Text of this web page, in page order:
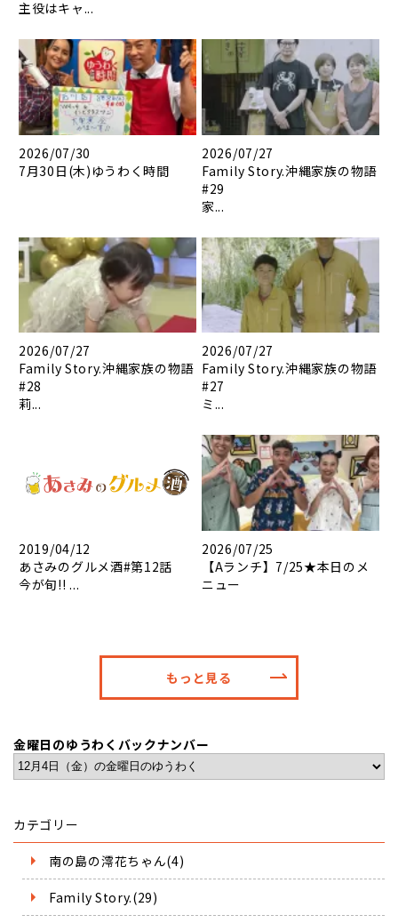
主役はキャ...
2026/07/30
7月30日(木)ゆうわく時間
2026/07/27
Family Story.沖縄家族の物語
#29
家...
2026/07/27
Family Story.沖縄家族の物語
#28
莉...
2026/07/27
Family Story.沖縄家族の物語
#27
ミ...
2019/04/12
あさみのグルメ酒#第12話
今が旬!! ...
2026/07/25
【Aランチ】7/25★本日のメ
ニュー
もっと見る
金曜日のゆうわくバックナンバー
カテゴリー
南の島の澪花ちゃん(4)
Family Story.(29)